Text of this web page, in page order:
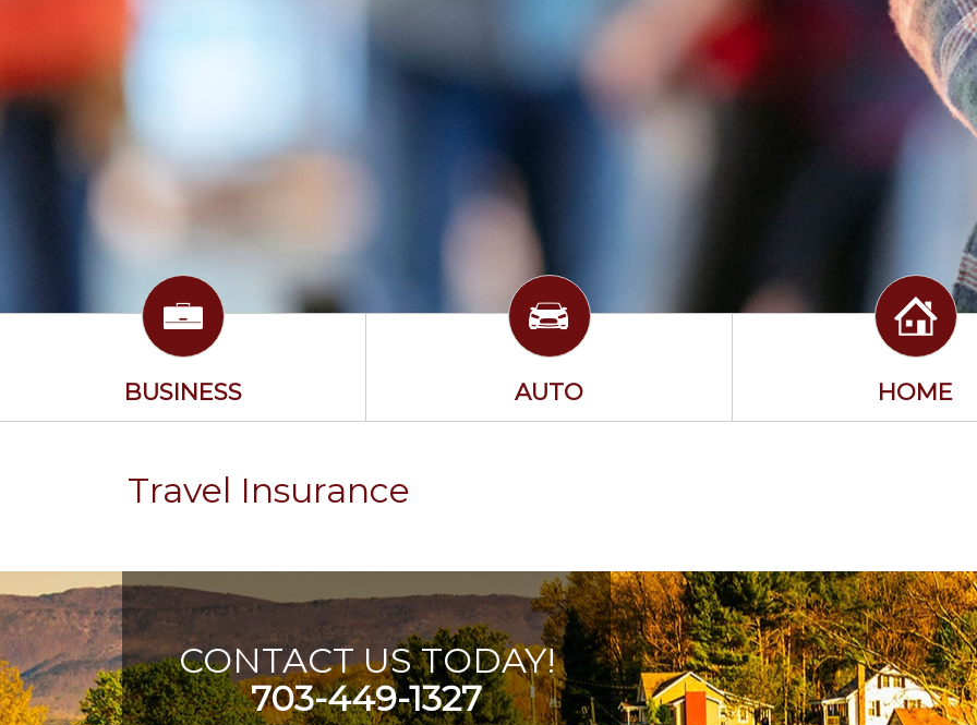
BUSINESS AUTO HOME
Travel Insurance
CONTACT US TODAY!
703-449-1327